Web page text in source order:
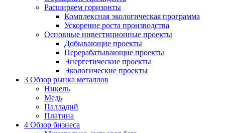
Расширяем горизонты
Комплексная экологическая программа
Ускорение роста производства
Основные инвестиционные проекты
Добывающие проекты
Перерабатывающие проекты
Энергетические проекты
Экологические проекты
3 Обзор рынка металлов
Никель
Медь
Палладий
Платина
4 Обзор бизнеса